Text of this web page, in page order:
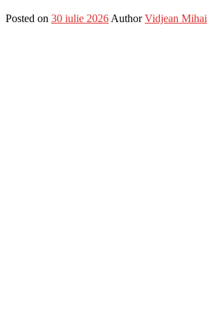
Posted on 30 iulie 2026 Author Vidjean Mihai